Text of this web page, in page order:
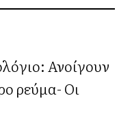
Ανοίγουν
ρεύμα- Οι